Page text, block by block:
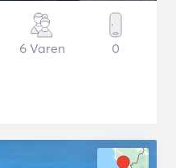
6 Varen 0